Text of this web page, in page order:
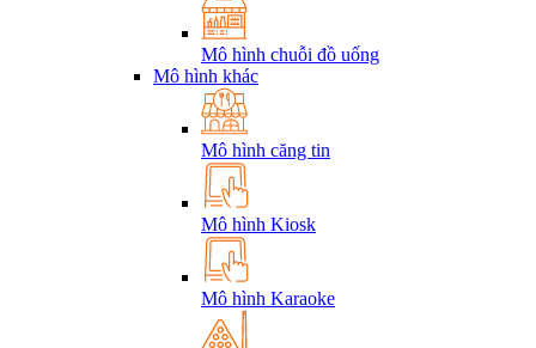
Mô hình chuỗi đồ uống
Mô hình khác
Mô hình căng tin
Mô hình Kiosk
Mô hình Karaoke